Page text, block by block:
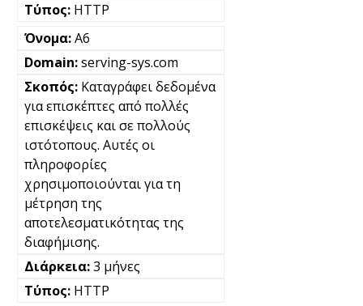
HTTP
A6
serving-sys.com
Καταγράφει δεδομένα
για επισκέπτες από πολλές
επισκέψεις και σε πολλούς
ιστότοπους. Αυτές οι
πληροφορίες
χρησιμοποιούνται για τη
μέτρηση της
αποτελεσματικότητας της
διαφήμισης.
3 μήνες
HTTP